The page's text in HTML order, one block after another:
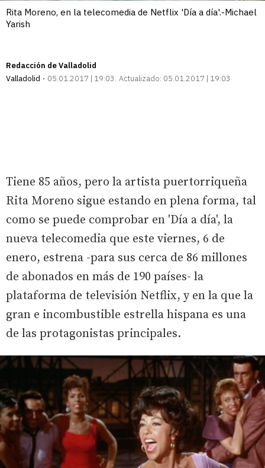
Rita Moreno, en la telecomedia de Netflix 'Día a día'.-Michael
Yarish
Redacción de Valladolid
Valladolid
05.01.2017 | 19:03 Actualizado: 05.01.2017 | 19:03
Tiene 85 años, pero la artista puertorriqueña
Rita Moreno sigue estando en plena forma, tal
como se puede comprobar en 'Día a día', la
nueva telecomedia que este viernes, 6 de
enero, estrena -para sus cerca de 86 millones
de abonados en más de 190 países- la
plataforma de televisión Netflix, y en la que la
gran e incombustible estrella hispana es una
de las protagonistas principales.